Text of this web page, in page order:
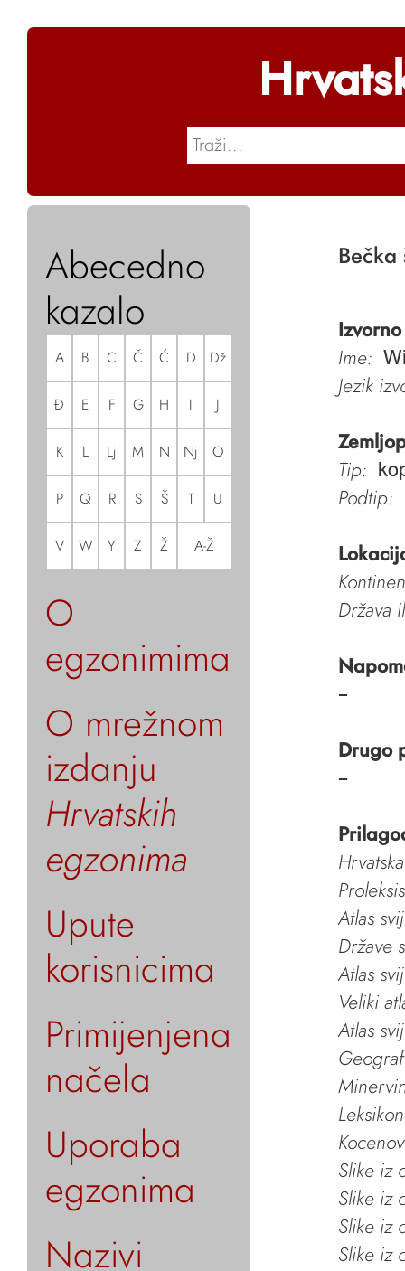
Abecedno
kazalo
A B C Č Ć D Dž
Đ E F G H I J
K L Lj M N Nj O
P Q R S Š T U
V W Y Z Ž A-Ž
O
egzonimima
O mrežnom
izdanju
Hrvatskih
egzonima
Upute
korisnicima
Primijenjena
načela
Uporaba
egzonima
Nazivi
Bečka
Ime:
Jezik
Tip:
Podtip:
Država
–
Drugo
–
Atlas
Države
Atlas
Veliki
Atlas
Slike iz
Slike iz
Slike iz
Slike iz